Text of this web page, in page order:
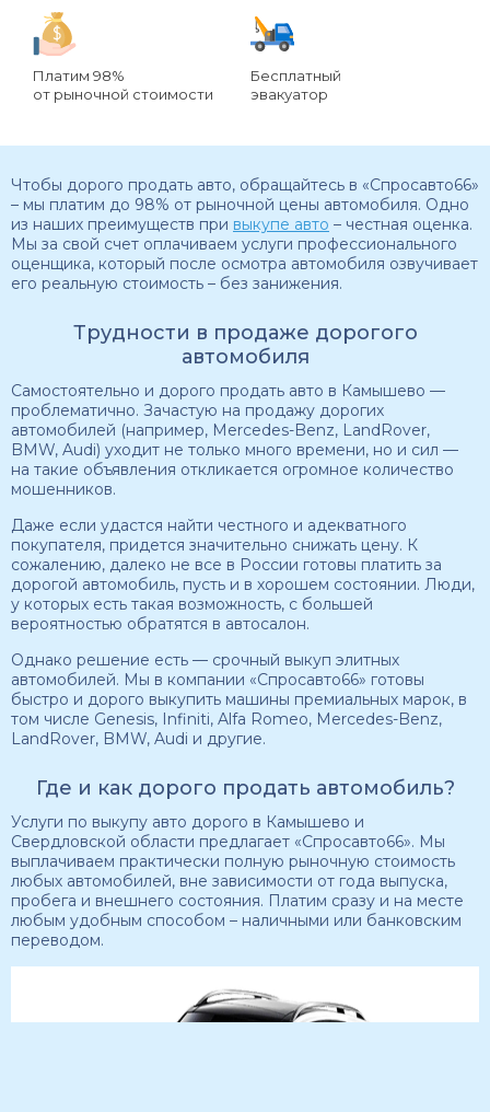
Платим 98%
от рыночной стоимости
Бесплатный
эвакуатор
Чтобы дорого продать авто, обращайтесь в «Спросавто66»
– мы платим до 98% от рыночной цены автомобиля. Одно
из наших преимуществ при выкупе авто – честная оценка.
Мы за свой счет оплачиваем услуги профессионального
оценщика, который после осмотра автомобиля озвучивает
его реальную стоимость – без занижения.
Трудности в продаже дорогого
автомобиля
Самостоятельно и дорого продать авто в Камышево —
проблематично. Зачастую на продажу дорогих
автомобилей (например, Mercedes-Benz, LandRover,
BMW, Audi) уходит не только много времени, но и сил —
на такие объявления откликается огромное количество
мошенников.
Даже если удастся найти честного и адекватного
покупателя, придется значительно снижать цену. К
сожалению, далеко не все в России готовы платить за
дорогой автомобиль, пусть и в хорошем состоянии. Люди,
у которых есть такая возможность, с большей
вероятностью обратятся в автосалон.
Однако решение есть — срочный выкуп элитных
автомобилей. Мы в компании «Спросавто66» готовы
быстро и дорого выкупить машины премиальных марок, в
том числе Genesis, Infiniti, Alfa Romeo, Mercedes-Benz,
LandRover, BMW, Audi и другие.
Где и как дорого продать автомобиль?
Услуги по выкупу авто дорого в Камышево и
Свердловской области предлагает «Спросавто66». Мы
выплачиваем практически полную рыночную стоимость
любых автомобилей, вне зависимости от года выпуска,
пробега и внешнего состояния. Платим сразу и на месте
любым удобным способом – наличными или банковским
переводом.